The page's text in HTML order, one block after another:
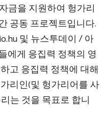
금을 지원하여 헝가리
공동 프로젝트입니다.
및 뉴스투데이 / 아
에게 응집력 정책의 영
고 응집력 정책에 대해
리인(및 헝가리어를 사
는 것을 목표로 합니